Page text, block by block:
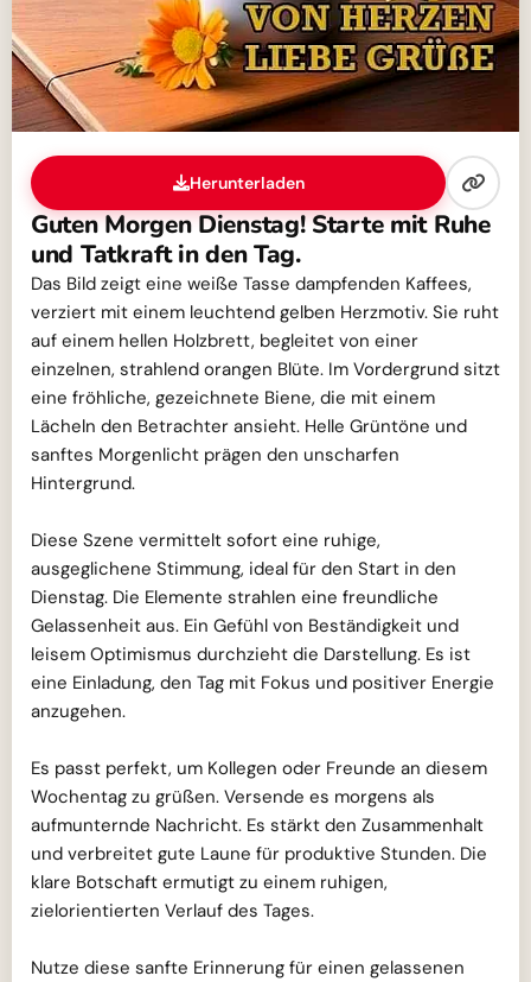
Herunterladen
Guten Morgen Dienstag! Starte mit Ruhe
und Tatkraft in den Tag.
Das Bild zeigt eine weiße Tasse dampfenden Kaffees,
verziert mit einem leuchtend gelben Herzmotiv. Sie ruht
auf einem hellen Holzbrett, begleitet von einer
einzelnen, strahlend orangen Blüte. Im Vordergrund sitzt
eine fröhliche, gezeichnete Biene, die mit einem
Lächeln den Betrachter ansieht. Helle Grüntöne und
sanftes Morgenlicht prägen den unscharfen
Hintergrund.
Diese Szene vermittelt sofort eine ruhige,
ausgeglichene Stimmung, ideal für den Start in den
Dienstag. Die Elemente strahlen eine freundliche
Gelassenheit aus. Ein Gefühl von Beständigkeit und
leisem Optimismus durchzieht die Darstellung. Es ist
eine Einladung, den Tag mit Fokus und positiver Energie
anzugehen.
Es passt perfekt, um Kollegen oder Freunde an diesem
Wochentag zu grüßen. Versende es morgens als
aufmunternde Nachricht. Es stärkt den Zusammenhalt
und verbreitet gute Laune für produktive Stunden. Die
klare Botschaft ermutigt zu einem ruhigen,
zielorientierten Verlauf des Tages.
Nutze diese sanfte Erinnerung für einen gelassenen